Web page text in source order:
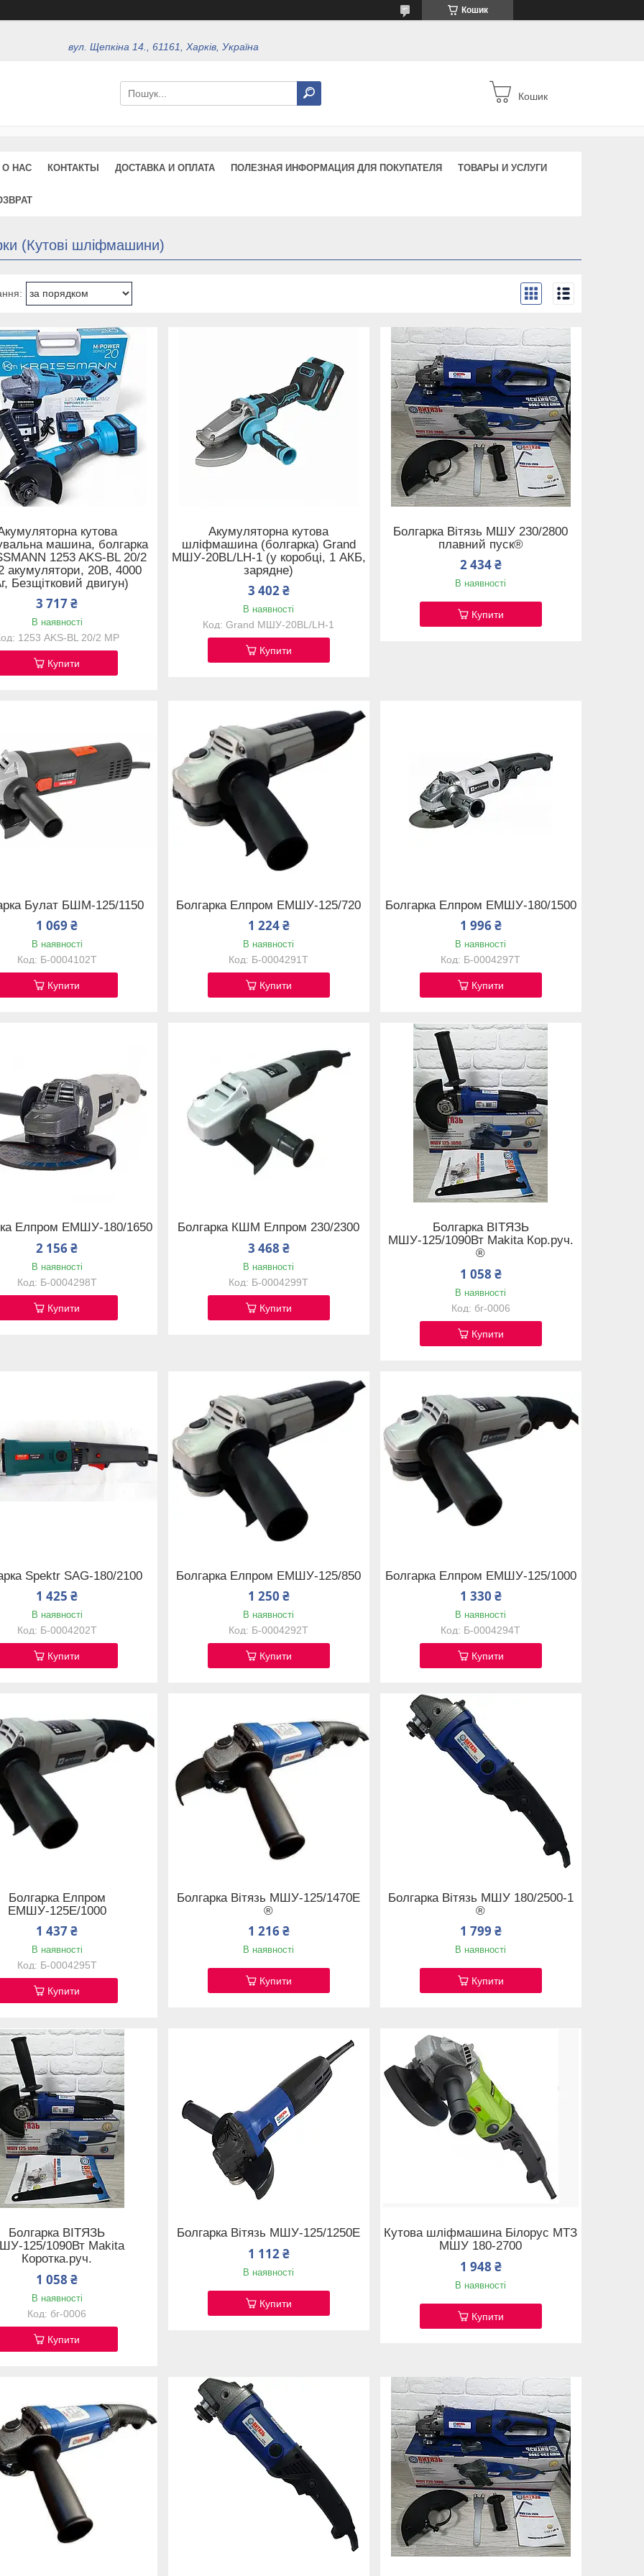
Кошик
вул. Щепкіна 14., 61161, Харків, Україна
Кошик
О НАС КОНТАКТЫ ДОСТАВКА И ОПЛАТА ПОЛЕЗНАЯ ИНФОРМАЦИЯ ДЛЯ ПОКУПАТЕЛЯ ТОВАРЫ И УСЛУГИ
(Кутові шліфмашини)
кутова
машина, болгарка
1253 AKS-BL 20/2
акумулятори, 20В, 4000
Безщітковий двигун)
3 717 ₴
В наявності
1253 AKS-BL 20/2 MP
Купити
Акумуляторна кутова
шліфмашина (болгарка) Grand
МШУ-20BL/LH-1 (у коробці, 1 АКБ,
зарядне)
3 402 ₴
В наявності
Grand МШУ-20BL/LH-1
Купити
Болгарка Вітязь МШУ 230/2800
плавний пуск®
2 434 ₴
В наявності
Купити
Булат БШМ-125/1150
1 069 ₴
В наявності
Б-0004102T
Купити
Болгарка Елпром ЕМШУ-125/720
1 224 ₴
В наявності
Б-0004291T
Купити
Болгарка Елпром ЕМШУ-180/1500
1 996 ₴
В наявності
Б-0004297T
Купити
Елпром ЕМШУ-180/1650
2 156 ₴
В наявності
Б-0004298T
Купити
Болгарка КШМ Елпром 230/2300
3 468 ₴
В наявності
Б-0004299T
Купити
Болгарка ВІТЯЗЬ
МШУ-125/1090Вт Makita Кор.руч.
®
1 058 ₴
В наявності
бг-0006
Купити
Spektr SAG-180/2100
1 425 ₴
В наявності
Б-0004202T
Купити
Болгарка Елпром ЕМШУ-125/850
1 250 ₴
В наявності
Б-0004292T
Купити
Болгарка Елпром ЕМШУ-125/1000
1 330 ₴
В наявності
Б-0004294T
Купити
Болгарка Елпром
ЕМШУ-125Е/1000
1 437 ₴
В наявності
Б-0004295T
Купити
Болгарка Вітязь МШУ-125/1470Е
®
1 216 ₴
В наявності
Купити
Болгарка Вітязь МШУ 180/2500-1
®
1 799 ₴
В наявності
Купити
Болгарка ВІТЯЗЬ
125/1090Вт Makita
Коротка.руч.
1 058 ₴
В наявності
бг-0006
Купити
Болгарка Вітязь МШУ-125/1250Е
1 112 ₴
В наявності
Купити
Кутова шліфмашина Білорус МТЗ
МШУ 180-2700
1 948 ₴
В наявності
Купити